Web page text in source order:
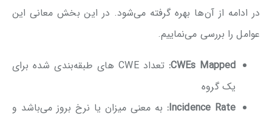
در ادامه از آن‌ها بهره گرفته می‌شود. در این بخش معانی این
عوامل را بررسی می‌نماییم.
CWEs Mapped:
تعداد CWE های طبقه‌بندی شده برای
یک گروه
Incidence Rate: به معنی میزان یا نرخ بروز می‌باشد و